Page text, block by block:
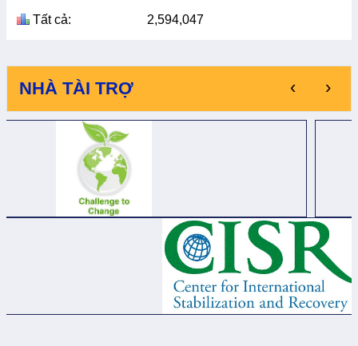
Tất cả:
2,594,047
NHÀ TÀI TRỢ ‹ ›